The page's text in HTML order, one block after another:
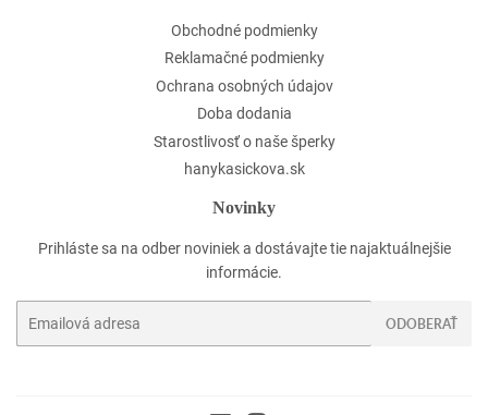
Obchodné podmienky
Reklamačné podmienky
Ochrana osobných údajov
Doba dodania
Starostlivosť o naše šperky
hanykasickova.sk
Novinky
Prihláste sa na odber noviniek a dostávajte tie najaktuálnejšie
informácie.
ODOBERAŤ